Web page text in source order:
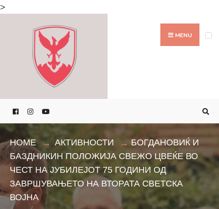
>
MENU
HOME АКТИВНОСТИ
БОГДАНОВИЌ И
БАЗДНИКИН ПОЛОЖИЈА СВЕЖО ЦВЕЌЕ ВО
ЧЕСТ НА ЈУБИЛЕЈОТ 75 ГОДИНИ ОД
ЗАВРШУВАЊЕТО НА ВТОРАТА СВЕТСКА
ВОЈНА